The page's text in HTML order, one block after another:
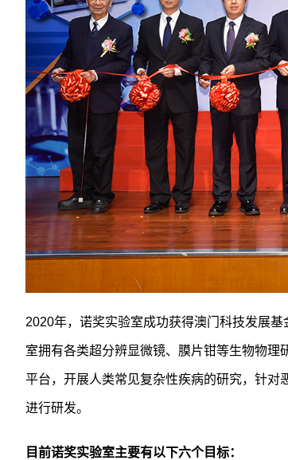
2020年，诺奖实验室成功获得澳门科技发展
室拥有各类超分辨显微镜、膜片钳等生物物
平台，开展人类常见复杂性疾病的研究，针
进行研发。
目前诺奖实验室主要有以下六个目标：